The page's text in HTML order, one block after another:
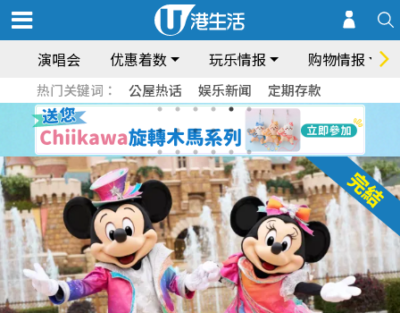
演唱会 优惠着数 玩乐情报 购物情报
热门关键词： 公屋热话 娱乐新闻 定期存款